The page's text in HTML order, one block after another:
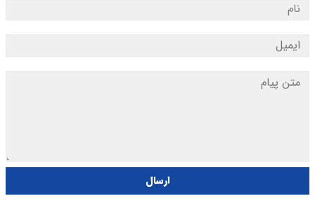
ارسال